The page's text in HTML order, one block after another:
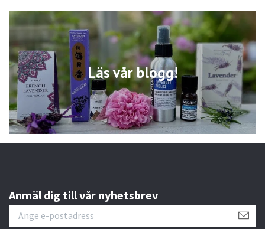
Läs vår blogg!
Anmäl dig till vår nyhetsbrev